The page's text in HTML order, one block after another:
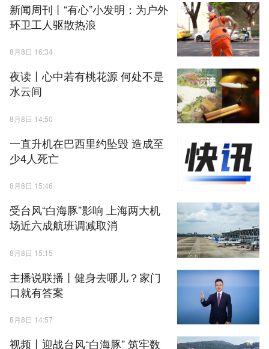
新闻周刊丨“有心”小发明：为户外
环卫工人驱散热浪
8月8日 16:34
夜读丨心中若有桃花源 何处不是
水云间
8月8日 14:50
一直升机在巴西里约坠毁 造成至
少4人死亡
8月8日 15:46
受台风“白海豚”影响 上海两大机
场近六成航班调减取消
8月8日 15:15
主播说联播丨健身去哪儿？家门
口就有答案
8月8日 14:57
视频丨迎战台风“白海豚” 筑牢数